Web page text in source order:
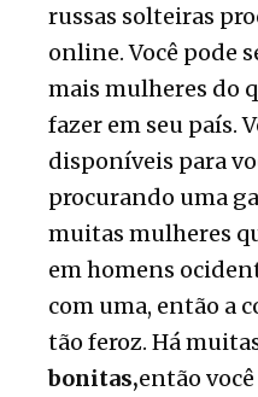
russas solteiras
online. Você pode
mais mulheres do
fazer em seu país.
disponíveis para
procurando uma
muitas mulheres
em homens
com uma, então a
tão feroz. Há
bonitas,então